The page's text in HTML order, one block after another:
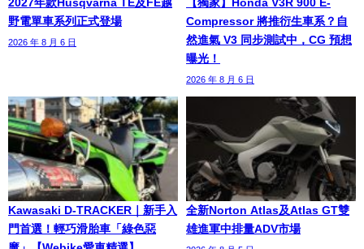
2027年款Husqvarna TE及FE越
野電單車系列正式登場
2026 年 8 月 6 日
【獨家】Honda V3R 900 E-
Compressor 將推衍生車系？自
然進氣 V3 同步測試中，CG 預想
曝光！
2026 年 8 月 6 日
Kawasaki D-TRACKER｜新手入
門首選！輕巧滑胎車「綠色惡
全新Norton Atlas及Atlas GT雙
雄進軍中排量ADV市場